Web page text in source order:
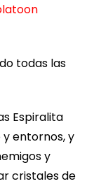
todas las
Espiralita
entornos, y
y
cristales de